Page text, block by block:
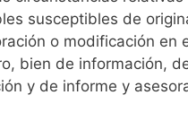
susceptibles de
o modificación en
bien de información,
y de informe y